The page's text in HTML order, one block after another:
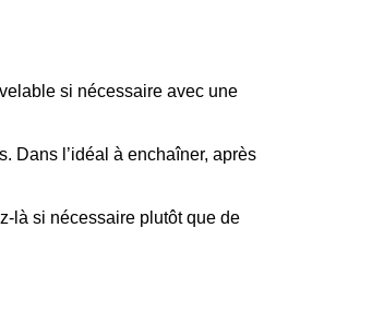
si nécessaire avec une
Dans l’idéal à enchaîner, après
là si nécessaire plutôt que de